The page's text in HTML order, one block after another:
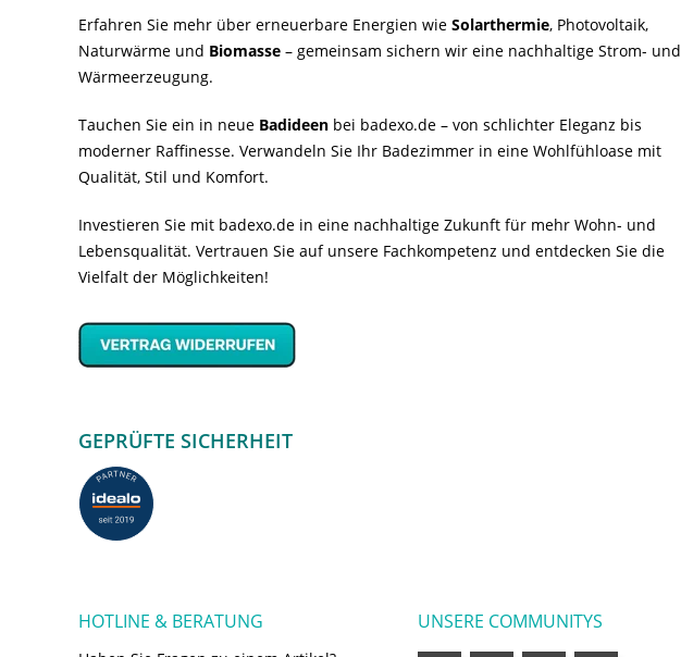
Erfahren Sie mehr über erneuerbare Energien wie Solarthermie, Photovoltaik,
Naturwärme und Biomasse – gemeinsam sichern wir eine nachhaltige Strom- und
Wärmeerzeugung.
Tauchen Sie ein in neue Badideen bei badexo.de – von schlichter Eleganz bis
moderner Raffinesse. Verwandeln Sie Ihr Badezimmer in eine Wohlfühloase mit
Qualität, Stil und Komfort.
Investieren Sie mit badexo.de in eine nachhaltige Zukunft für mehr Wohn- und
Lebensqualität. Vertrauen Sie auf unsere Fachkompetenz und entdecken Sie die
Vielfalt der Möglichkeiten!
GEPRÜFTE SICHERHEIT
HOTLINE & BERATUNG UNSERE COMMUNITYS